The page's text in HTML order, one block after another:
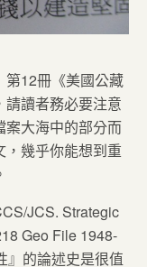
第12冊《美國公藏
讀者務必要注意
案大海中的部分而
幾乎你能想到重
JCS. Strategic
Geo File 1948-
』的論述史是很值